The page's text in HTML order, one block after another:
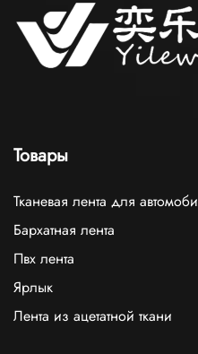
Товары
Тканевая лента для
Бархатная лента
Пвх лента
Ярлык
Лента из ацетатной ткани